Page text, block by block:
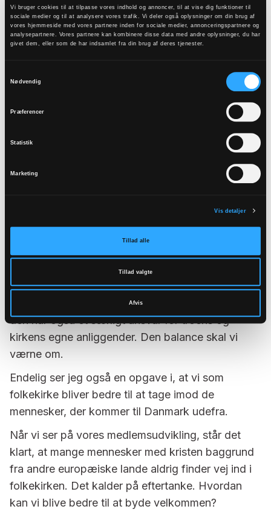
Vi bruger cookies til at tilpasse vores indhold og annoncer, til at vise dig funktioner til
sociale medier og til at analysere vores trafik. Vi deler også oplysninger om din brug af
vores hjemmeside med vores partnere inden for sociale medier, annonceringspartnere og
analysepartnere. Vores partnere kan kombinere disse data med andre oplysninger, du har
givet dem, eller som de har indsamlet fra din brug af deres tjenester.
Nødvendig
Præferencer
Statistik
Marketing
Vis detaljer
Tillad alle
Tillad valgte
Afvis
minister om, hvor det er vi har brug for hendes
hjælp.
samarbejde i sognet: med relationer, samtaler og
en fælles forståelse af den opgave, vi er sat til at
Der ligger flere store opgaver foran os. Arbejdet
med stiftsgrænserne er en af dem. Her skal vi
sikre, at vi også i fremtiden har bæredygtige
En anden vigtig opgave handler om forholdet
mellem folkekirken og staten. Erfaringerne fra
afskaffelsen af store bededag viste, hvor vigtigt
det er med dialog og gensidig respekt.
Folkekirken er en del af det danske samfund, men
den har også et særligt ansvar for troens og
kirkens egne anliggender. Den balance skal vi
værne om.
Endelig ser jeg også en opgave i, at vi som
folkekirke bliver bedre til at tage imod de
mennesker, der kommer til Danmark udefra.
Når vi ser på vores medlemsudvikling, står det
klart, at mange mennesker med kristen baggrund
fra andre europæiske lande aldrig finder vej ind i
folkekirken. Det kalder på eftertanke. Hvordan
kan vi blive bedre til at byde velkommen?